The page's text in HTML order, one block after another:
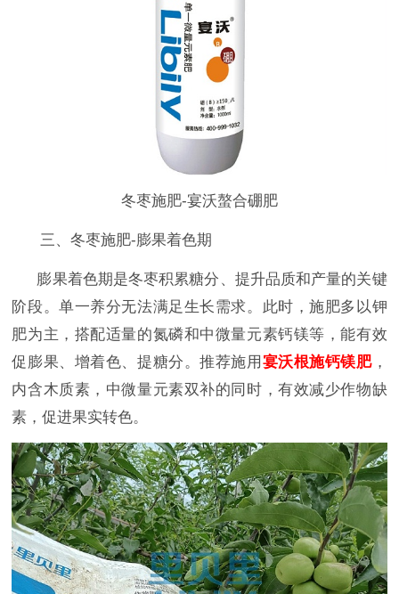
冬枣施肥-宴沃螯合硼肥
三、冬枣施肥-膨果着色期
膨果着色期是冬枣积累糖分、提升品质和产量的关键
阶段。单一养分无法满足生长需求。此时，施肥多以钾
肥为主，搭配适量的氮磷和中微量元素钙镁等，能有效
促膨果、增着色、提糖分。推荐施用 宴沃根施钙镁肥，
内含木质素，中微量元素双补的同时，有效减少作物缺
素，促进果实转色。